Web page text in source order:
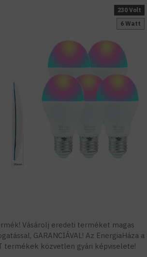
6 Watt
230 Volt
Vásárolj eredeti terméket magas
GARANCIÁVAL! Az EnergiaHáza a
termékek közvetlen gyári képviselete!